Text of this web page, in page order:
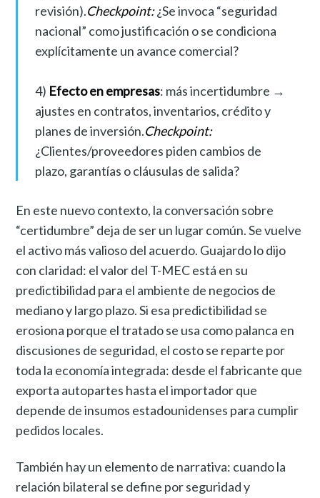
revisión).Checkpoint:¿Se invoca “seguridad
nacional” como justificación o se condiciona
explícitamente un avance comercial?
4) Efecto en empresas: más incertidumbre →
ajustes en contratos, inventarios, crédito y
planes de inversión.Checkpoint:
¿Clientes/proveedores piden cambios de
plazo, garantías o cláusulas de salida?
En este nuevo contexto, la conversación sobre
“certidumbre” deja de ser un lugar común. Se vuelve
el activo más valioso del acuerdo. Guajardo lo dijo
con claridad: el valor del T-MEC está en su
predictibilidad para el ambiente de negocios de
mediano y largo plazo. Si esa predictibilidad se
erosiona porque el tratado se usa como palanca en
discusiones de seguridad, el costo se reparte por
toda la economía integrada: desde el fabricante que
exporta autopartes hasta el importador que
depende de insumos estadounidenses para cumplir
pedidos locales.
También hay un elemento de narrativa: cuando la
relación bilateral se define por seguridad y